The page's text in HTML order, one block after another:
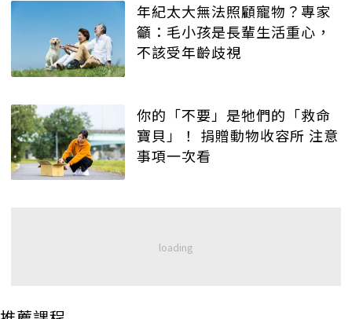
年紀太大無法照顧寵物？專家
籲：毛小孩是長輩生活重心，
不該受年齡歧視
你的「不要」是牠們的「救命
寶貝」！ 捐贈動物收容所 注意
事項一次看